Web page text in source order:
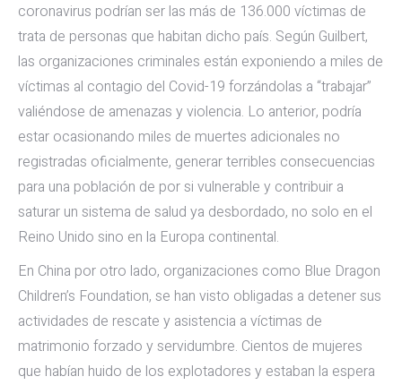
coronavirus podrían ser las más de 136.000 víctimas de
trata de personas que habitan dicho país. Según Guilbert,
las organizaciones criminales están exponiendo a miles de
víctimas al contagio del Covid-19 forzándolas a “trabajar”
valiéndose de amenazas y violencia. Lo anterior, podría
estar ocasionando miles de muertes adicionales no
registradas oficialmente, generar terribles consecuencias
para una población de por si vulnerable y contribuir a
saturar un sistema de salud ya desbordado, no solo en el
Reino Unido sino en la Europa continental.
En China por otro lado, organizaciones como Blue Dragon
Children’s Foundation, se han visto obligadas a detener sus
actividades de rescate y asistencia a víctimas de
matrimonio forzado y servidumbre. Cientos de mujeres
que habían huido de los explotadores y estaban la espera